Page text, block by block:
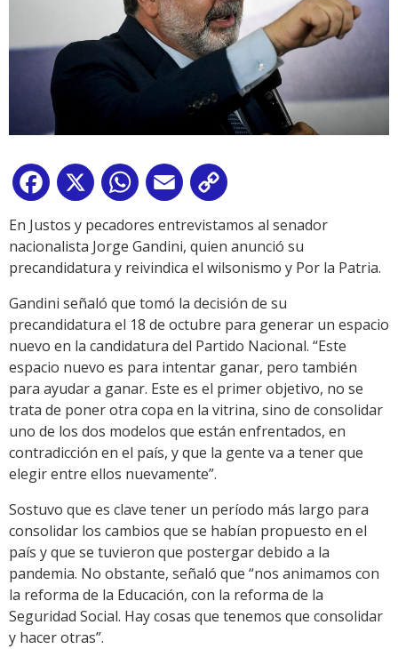
Facebook
X WhatsApp
Email
Link
En Justos y pecadores entrevistamos al senador
nacionalista Jorge Gandini, quien anunció su
precandidatura y reivindica el wilsonismo y Por la Patria.
Gandini señaló que tomó la decisión de su
precandidatura el 18 de octubre para generar un espacio
nuevo en la candidatura del Partido Nacional. “Este
espacio nuevo es para intentar ganar, pero también
para ayudar a ganar. Este es el primer objetivo, no se
trata de poner otra copa en la vitrina, sino de consolidar
uno de los dos modelos que están enfrentados, en
contradicción en el país, y que la gente va a tener que
elegir entre ellos nuevamente”.
Sostuvo que es clave tener un período más largo para
consolidar los cambios que se habían propuesto en el
país y que se tuvieron que postergar debido a la
pandemia. No obstante, señaló que “nos animamos con
la reforma de la Educación, con la reforma de la
Seguridad Social. Hay cosas que tenemos que consolidar
y hacer otras”.